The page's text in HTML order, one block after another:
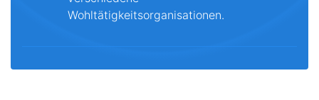
Wohltätigkeitsorganisationen.